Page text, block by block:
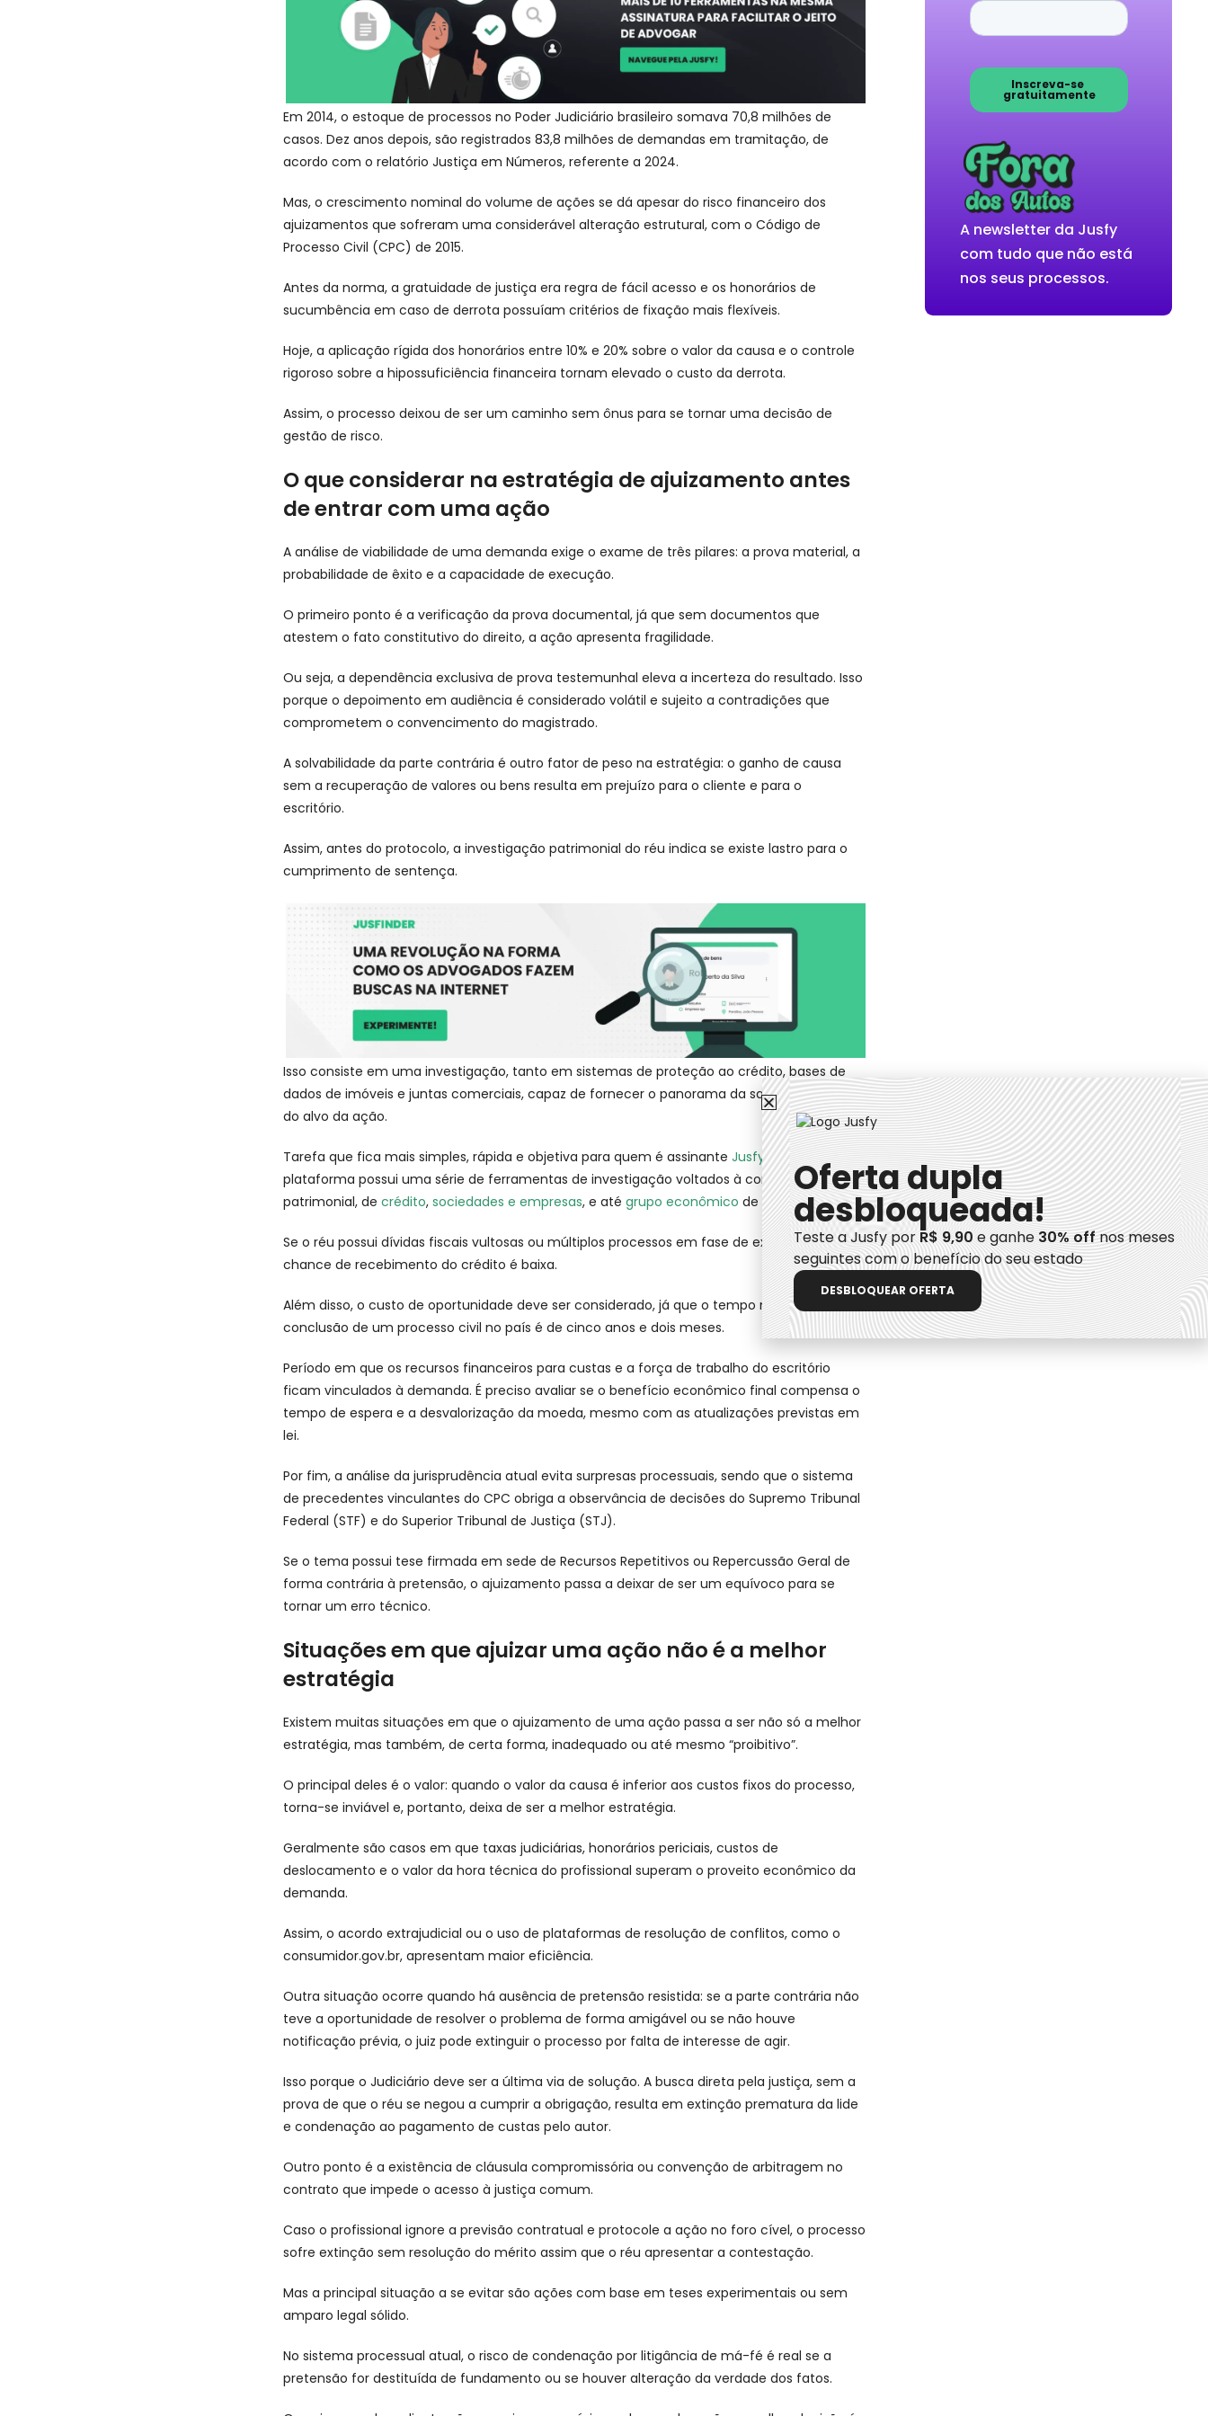
Em 2014, o estoque de processos no Poder Judiciário brasileiro somava 70,8 milhões de
casos. Dez anos depois, são registrados 83,8 milhões de demandas em tramitação, de
acordo com o relatório Justiça em Números, referente a 2024.
Mas, o crescimento nominal do volume de ações se dá apesar do risco financeiro dos
ajuizamentos que sofreram uma considerável alteração estrutural, com o Código de
Processo Civil (CPC) de 2015.
Antes da norma, a gratuidade de justiça era regra de fácil acesso e os honorários de
sucumbência em caso de derrota possuíam critérios de fixação mais flexíveis.
Hoje, a aplicação rígida dos honorários entre 10% e 20% sobre o valor da causa e o controle
rigoroso sobre a hipossuficiência financeira tornam elevado o custo da derrota.
Assim, o processo deixou de ser um caminho sem ônus para se tornar uma decisão de
gestão de risco.
O que considerar na estratégia de ajuizamento antes
de entrar com uma ação
A análise de viabilidade de uma demanda exige o exame de três pilares: a prova material, a
probabilidade de êxito e a capacidade de execução.
O primeiro ponto é a verificação da prova documental, já que sem documentos que
atestem o fato constitutivo do direito, a ação apresenta fragilidade.
Ou seja, a dependência exclusiva de prova testemunhal eleva a incerteza do resultado. Isso
porque o depoimento em audiência é considerado volátil e sujeito a contradições que
comprometem o convencimento do magistrado.
A solvabilidade da parte contrária é outro fator de peso na estratégia: o ganho de causa
sem a recuperação de valores ou bens resulta em prejuízo para o cliente e para o
escritório.
Assim, antes do protocolo, a investigação patrimonial do réu indica se existe lastro para o
cumprimento de sentença.
Isso consiste em uma investigação, tanto em sistemas de proteção ao crédito, bases de
dados de imóveis e juntas comerciais, capaz de fornecer o panorama da saúde financeira
do alvo da ação.
Tarefa que fica mais simples, rápida e objetiva para quem é assinante Jusfy, já que a
plataforma possui uma série de ferramentas de investigação voltados à consulta
patrimonial, de crédito, sociedades e empresas, e até grupo econômico de CNPJs.
Se o réu possui dívidas fiscais vultosas ou múltiplos processos em fase de execução, a
chance de recebimento do crédito é baixa.
Além disso, o custo de oportunidade deve ser considerado, já que o tempo médio de
conclusão de um processo civil no país é de cinco anos e dois meses.
Período em que os recursos financeiros para custas e a força de trabalho do escritório
ficam vinculados à demanda. É preciso avaliar se o benefício econômico final compensa o
tempo de espera e a desvalorização da moeda, mesmo com as atualizações previstas em
lei.
Por fim, a análise da jurisprudência atual evita surpresas processuais, sendo que o sistema
de precedentes vinculantes do CPC obriga a observância de decisões do Supremo Tribunal
Federal (STF) e do Superior Tribunal de Justiça (STJ).
Se o tema possui tese firmada em sede de Recursos Repetitivos ou Repercussão Geral de
forma contrária à pretensão, o ajuizamento passa a deixar de ser um equívoco para se
tornar um erro técnico.
Situações em que ajuizar uma ação não é a melhor
estratégia​
Existem muitas situações em que o ajuizamento de uma ação passa a ser não só a melhor
estratégia, mas também, de certa forma, inadequado ou até mesmo “proibitivo”.
O principal deles é o valor: quando o valor da causa é inferior aos custos fixos do processo,
torna-se inviável e, portanto, deixa de ser a melhor estratégia.
Geralmente são casos em que taxas judiciárias, honorários periciais, custos de
deslocamento e o valor da hora técnica do profissional superam o proveito econômico da
demanda.
Assim, o acordo extrajudicial ou o uso de plataformas de resolução de conflitos, como o
consumidor.gov.br, apresentam maior eficiência.
Outra situação ocorre quando há ausência de pretensão resistida: se a parte contrária não
teve a oportunidade de resolver o problema de forma amigável ou se não houve
notificação prévia, o juiz pode extinguir o processo por falta de interesse de agir.
Isso porque o Judiciário deve ser a última via de solução. A busca direta pela justiça, sem a
prova de que o réu se negou a cumprir a obrigação, resulta em extinção prematura da lide
e condenação ao pagamento de custas pelo autor.
Outro ponto é a existência de cláusula compromissória ou convenção de arbitragem no
contrato que impede o acesso à justiça comum.
Caso o profissional ignore a previsão contratual e protocole a ação no foro cível, o processo
sofre extinção sem resolução do mérito assim que o réu apresentar a contestação.
Mas a principal situação a se evitar são ações com base em teses experimentais ou sem
amparo legal sólido.
No sistema processual atual, o risco de condenação por litigância de má-fé é real se a
pretensão for destituída de fundamento ou se houver alteração da verdade dos fatos.
A newsletter da Jusfy
com tudo que não está
nos seus processos.
Oferta dupla
desbloqueada!
Teste a Jusfy porR$ 9,90e ganhe30% offnos meses
seguintes com o benefício do seu estado
DESBLOQUEAR OFERTA